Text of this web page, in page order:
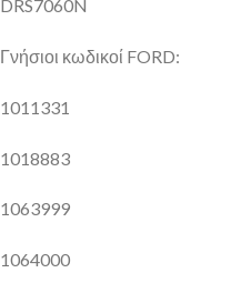
DRS7060N
Γνήσιοι κωδικοί FORD:
1011331
1018883
1063999
1064000